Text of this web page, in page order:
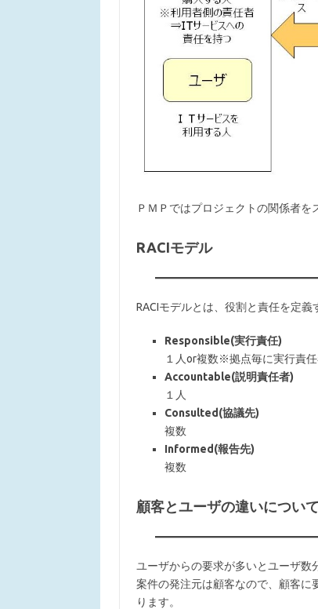
ＰＭＰではプロジェクトの関係者を
RACIモデル
RACIモデルとは、役割と責任を定義
Responsible(実行責任)
１人or複数※拠点毎に実行責任
Accountable(説明責任者)
１人
Consulted(協議先)
複数
Informed(報告先)
複数
顧客とユーザの違いについて
ユーザからの要求が多いとユーザ数
案件の発注元は顧客なので、顧客に
ります。